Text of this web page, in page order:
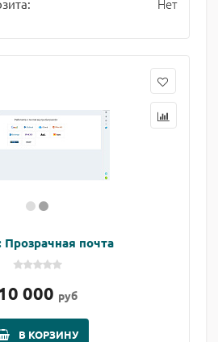
Нет
Прозрачная почта
000 руб
В КОРЗИНУ